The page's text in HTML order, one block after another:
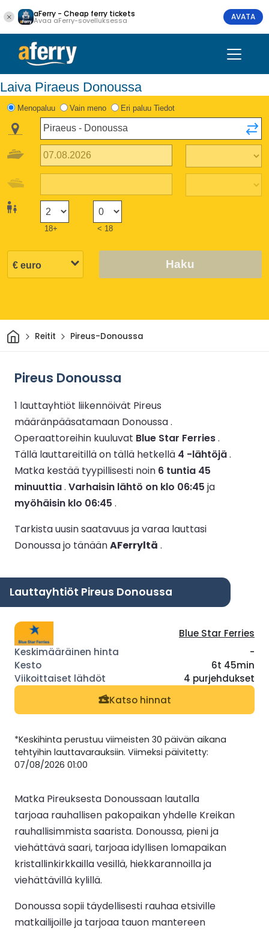
aFerry - Cheap ferry tickets
Avaa aFerry-sovelluksessa AVATA
Laiva Piraeus Donoussa
Menopaluu Vain meno Eri paluu Tiedot
18+ < 18
Haku
KotiinReitit Pireus-Donoussa
Pireus Donoussa
1 lauttayhtiöt liikennöivät Pireus
määränpääsatamaan Donoussa .
Operaattoreihin kuuluvat Blue Star Ferries.
Tällä lauttareitillä on tällä hetkellä 4 -lähtöjä.
Matka kestää tyypillisesti noin 6 tuntia 45
minuuttia. Varhaisin lähtö on klo 06:45 ja
myöhäisin klo 06:45 .
Tarkista uusin saatavuus ja varaa lauttasi
Donoussa jo tänäänAFerryltä .
Lauttayhtiöt Pireus Donoussa
Blue Star Ferries
-
6t 45min
4 purjehdukset
Katso hinnat
*Keskihinta perustuu viimeisten 30 päivän aikana
tehtyihin lauttavarauksiin. Viimeksi päivitetty:
07/08/2026 01:00
Matka Pireuksesta Donoussaan lautalla
tarjoaa rauhallisen pakopaikan yhdelle Kreikan
rauhallisimmista saarista. Donoussa, pieni ja
viehättävä saari, tarjoaa idyllisen lomapaikan
kristallinkirkkailla vesillä, hiekkarannoilla ja
viehättävillä kylillä.
Donoussa sopii täydellisesti rauhaa etsiville
matkailijoille ja tarjoaa tauon mantereen